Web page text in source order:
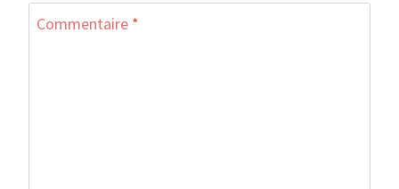
Commentaire *